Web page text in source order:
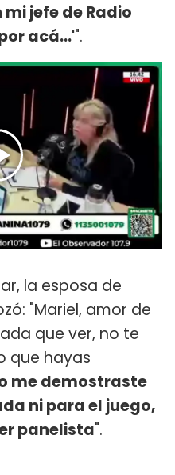
jefe de Radio
acá...'".
la esposa de
"Mariel, amor de
que ver, no te
que hayas
me demostraste
ni para el juego,
panelista".